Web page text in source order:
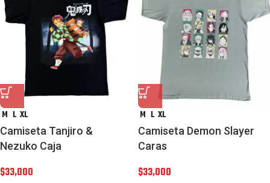
M L XL
Camiseta Tanjiro &
Nezuko Caja
$33,000
M L XL
Camiseta Demon Slayer
Caras
$33,000